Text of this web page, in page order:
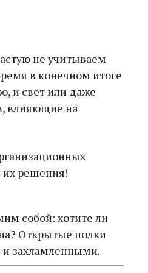
не учитываем
в конечном итоге
и свет или даже
влияющие на
их решения!
собой: хотите ли
Открытые полки
захламленными.